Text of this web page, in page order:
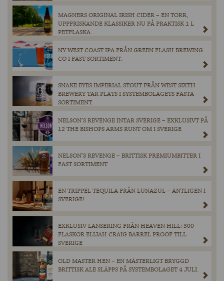
MAGNERS ORIGINAL IRISH CIDER – EN TORR,
UPPFRISKANDE KLASSIKER NU PÅ PRAKTISK 1 L
PETFLASKA.
NY WEST COAST IPA FRÅN GREEN FLASH BREWING
CO I FAST SORTIMENT.
SNAKE EYES IMPERIAL STOUT FRÅN WEST SIXTH
BREWERY TAR PLATS I SYSTEMBOLAGETS FASTA
SORTIMENT.
NELSON’S REVENGE INTAR SVERIGE – EXKLUSIVT PÅ
12 THE BISHOPS ARMS RUNT OM I SVERIGE
NELSON’S REVENGE – BRITTISK PREMIUMBITTER I
FAST SORTIMENT
EN TRIPPEL TEQUILA FRÅN LUNAZUL – ÄNTLIGEN I
SVERIGE!
EXKLUSIV LANSERING FRÅN HEAVEN HILL: 300
FLASKOR ELIJAH CRAIG BARREL PROOF TILL
SVERIGE
OLD MASTER HEN – EN MÄSTERLIGT BRYGGD
BRITTISK ALE SLÄPPS PÅ SYSTEMBOLAGET 4 JULI.